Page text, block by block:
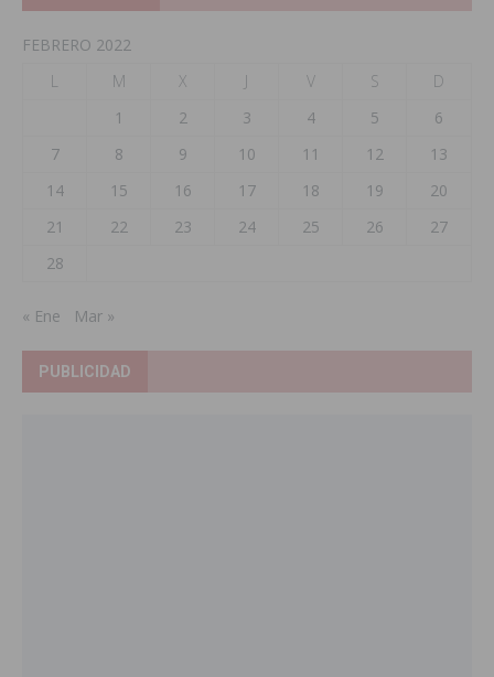
FEBRERO 2022
L
M X J V S
D
1
2 3 4 5
6
7
8 9 10 11 12
13
14
15 16 17 18 19
20
21
22 23 24 25 26
27
28
« Ene Mar »
PUBLICIDAD